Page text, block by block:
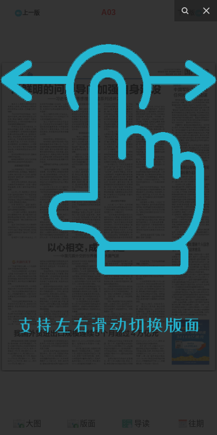
上一版 A03 下一版
大图 版面 导读 往期